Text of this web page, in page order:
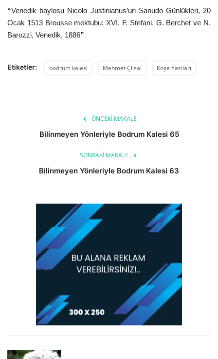
“Venedik baylosu Nicolo Justinianus’un Sanudo Günlükleri, 20
Ocak 1513 Brousse mektubu; XVI, F. Stefani, G. Berchet ve N.
Barozzi, Venedik, 1886”
Etiketler: bodrum kalesi Mehmet Çilsal Köşe Yazıları
ÖNCEKI MAKALE
Bilinmeyen Yönleriyle Bodrum Kalesi 65
SONRAKI MAKALE
Bilinmeyen Yönleriyle Bodrum Kalesi 63